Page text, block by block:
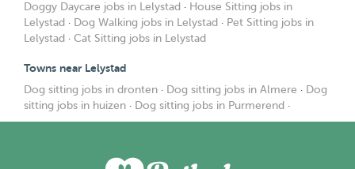
Doggy Daycare jobs in Lelystad · House Sitting jobs in
Lelystad · Dog Walking jobs in Lelystad · Pet Sitting jobs in
Lelystad · Cat Sitting jobs in Lelystad
Towns near Lelystad
Dog sitting jobs in dronten · Dog sitting jobs in Almere · Dog
sitting jobs in huizen · Dog sitting jobs in Purmerend ·